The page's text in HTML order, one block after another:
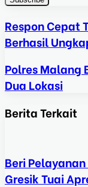
Respon Cepat
Berhasil
Polres Malang
Dua Lokasi
Berita Terkait
Beri
Gresik Tuai